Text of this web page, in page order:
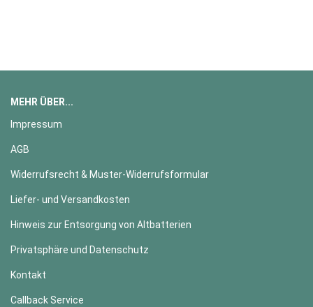
MEHR ÜBER...
Impressum
AGB
Widerrufsrecht & Muster-Widerrufsformular
Liefer- und Versandkosten
Hinweis zur Entsorgung von Altbatterien
Privatsphäre und Datenschutz
Kontakt
Callback Service